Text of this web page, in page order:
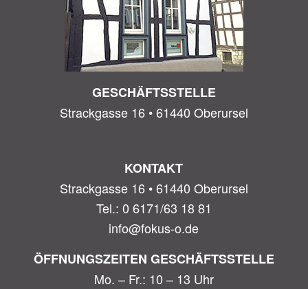
GESCHÄFTSSTELLE
Strackgasse 16 • 61440 Oberursel
KONTAKT
Strackgasse 16 • 61440 Oberursel
Tel.: 0 6171/63 18 81
info@fokus-o.de
ÖFFNUNGSZEITEN GESCHÄFTSSTELLE
Mo. – Fr.: 10 – 13 Uhr